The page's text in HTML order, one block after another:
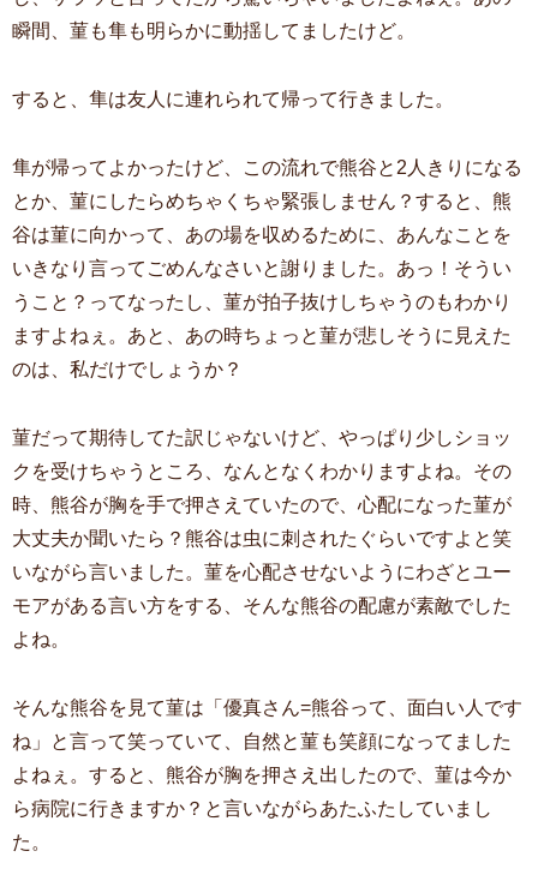
瞬間、菫も隼も明らかに動揺してましたけど。
すると、隼は友人に連れられて帰って行きました。
隼が帰ってよかったけど、この流れで熊谷と2人きりになる
とか、菫にしたらめちゃくちゃ緊張しません？すると、熊
谷は菫に向かって、あの場を収めるために、あんなことを
いきなり言ってごめんなさいと謝りました。あっ！そうい
うこと？ってなったし、菫が拍子抜けしちゃうのもわかり
ますよねぇ。あと、あの時ちょっと菫が悲しそうに見えた
のは、私だけでしょうか？
菫だって期待してた訳じゃないけど、やっぱり少しショッ
クを受けちゃうところ、なんとなくわかりますよね。その
時、熊谷が胸を手で押さえていたので、心配になった菫が
大丈夫か聞いたら？熊谷は虫に刺されたぐらいですよと笑
いながら言いました。菫を心配させないようにわざとユー
モアがある言い方をする、そんな熊谷の配慮が素敵でした
よね。
そんな熊谷を見て菫は「優真さん=熊谷って、面白い人です
ね」と言って笑っていて、自然と菫も笑顔になってました
よねぇ。すると、熊谷が胸を押さえ出したので、菫は今か
ら病院に行きますか？と言いながらあたふたしていまし
た。